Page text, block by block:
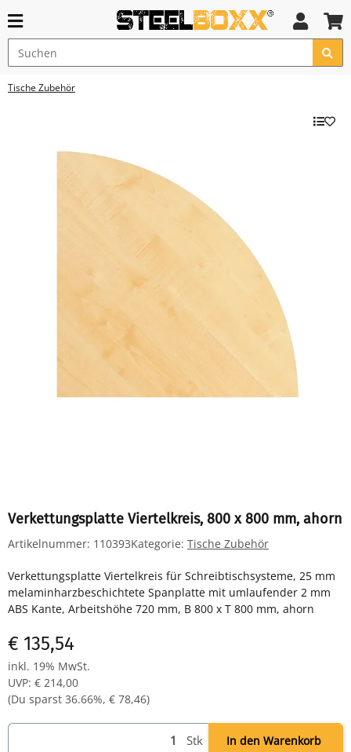
Tische Zubehör
Verkettungsplatte Viertelkreis, 800 x 800 mm, ahorn
Artikelnummer: 110393Kategorie: Tische Zubehör
Verkettungsplatte Viertelkreis für Schreibtischsysteme, 25 mm
melaminharzbeschichtete Spanplatte mit umlaufender 2 mm
ABS Kante, Arbeitshöhe 720 mm, B 800 x T 800 mm, ahorn
€ 135,54
inkl. 19% MwSt.
UVP: € 214,00
(Du sparst 36.66%, € 78,46)
Stk In den Warenkorb